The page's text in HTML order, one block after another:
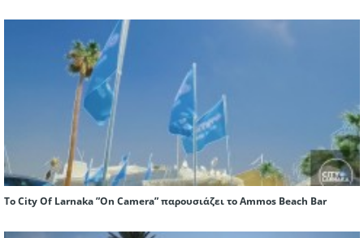
To City Of Larnaka ”On Camera” παρουσιάζει το Ammos Beach Bar